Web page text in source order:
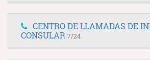
CENTRO DE LLAMADAS DE
CONSULAR 7/24